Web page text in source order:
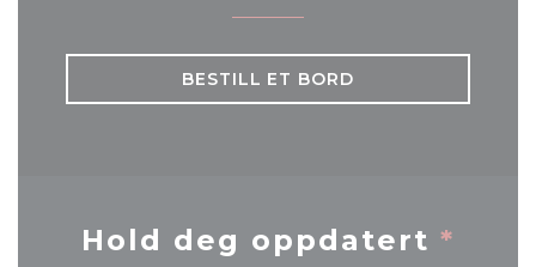
BESTILL ET BORD
Hold deg oppdatert *